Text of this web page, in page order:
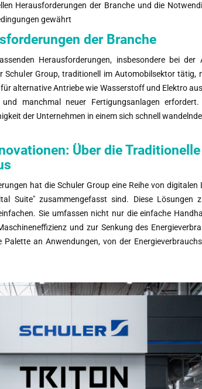
Herausforderungen der Branche und die
gewährt
der Branche
Herausforderungen, insbesondere bei der
Schuler Group, traditionell im Automobilsektor tätig,
alternative Antriebe wie Wasserstoff und Elektro
manchmal neuer Fertigungsanlagen
der Unternehmen in einem sich schnell
Über die Traditionelle
hat die Schuler Group eine Reihe von digitalen
Suite" zusammengefasst sind. Diese Lösungen
Sie umfassen nicht nur die einfache
und zur Senkung des
Palette an Anwendungen, von der